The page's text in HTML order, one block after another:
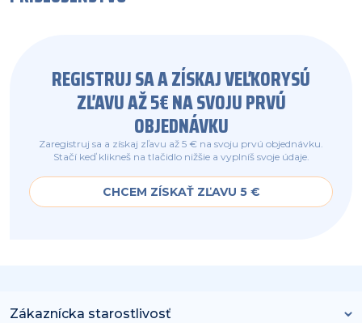
REGISTRUJ SA A ZÍSKAJ VEĽKORYSÚ
ZĽAVU AŽ 5€ NA SVOJU PRVÚ
OBJEDNÁVKU
Zaregistruj sa a získaj zľavu až 5 € na svoju prvú objednávku.
Stačí keď klikneš na tlačidlo nižšie a vyplníš svoje údaje.
CHCEM ZÍSKAŤ ZĽAVU 5 €
Zákaznícka starostlivosť